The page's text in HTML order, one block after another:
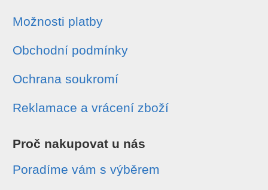
Možnosti platby
Obchodní podmínky
Ochrana soukromí
Reklamace a vrácení zboží
Proč nakupovat u nás
Poradíme vám s výběrem